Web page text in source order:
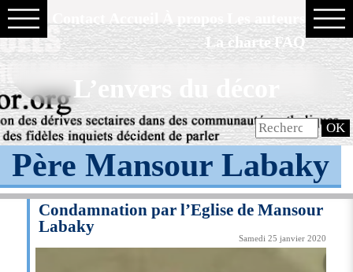
La charte FAQ
L’envers du décor
Père Mansour Labaky
Condamnation par l’Eglise de Mansour
Labaky
Samedi 25 janvier 2020